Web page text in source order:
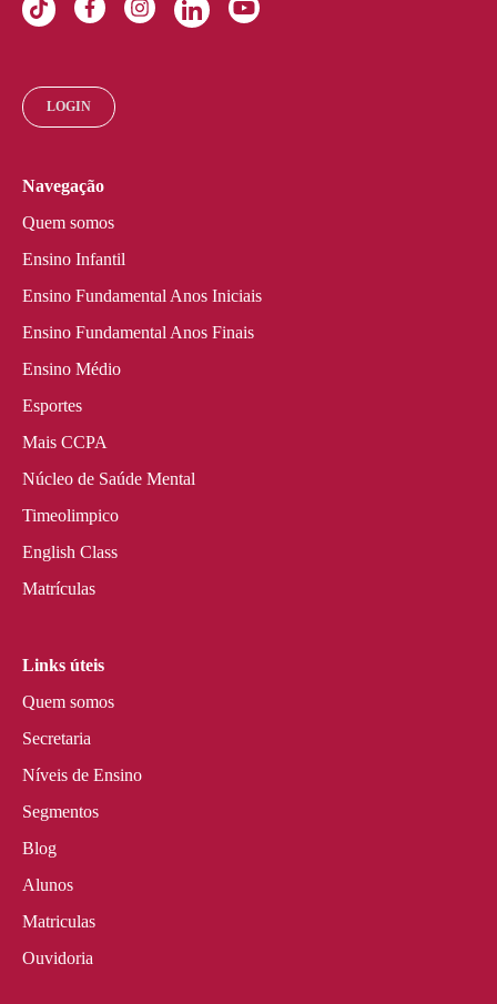
LOGIN
Navegação
Quem somos
Ensino Infantil
Ensino Fundamental Anos Iniciais
Ensino Fundamental Anos Finais
Ensino Médio
Esportes
Mais CCPA
Núcleo de Saúde Mental
Timeolimpico
English Class
Matrículas
Links úteis
Quem somos
Secretaria
Níveis de Ensino
Segmentos
Blog
Alunos
Matriculas
Ouvidoria